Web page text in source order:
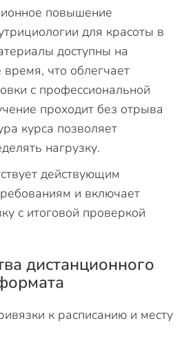
повышение
для красоты в
доступны на
что облегчает
с профессиональной
проходит без отрыва
курса позволяет
нагрузку.
действующим
и включает
с итоговой проверкой
дистанционного
к расписанию и месту